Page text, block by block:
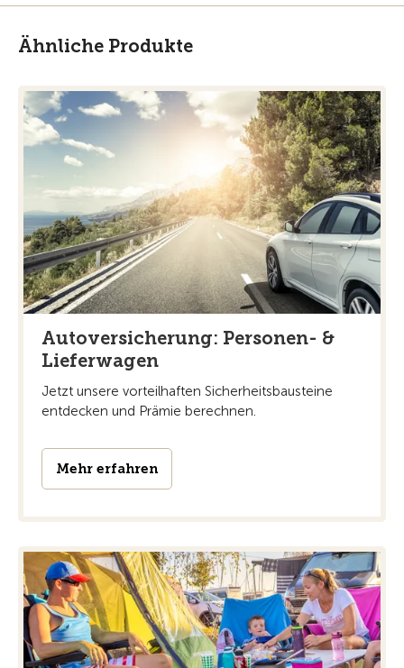
Ähnliche Produkte
Autoversicherung: Personen- &
Lieferwagen
Jetzt unsere vorteilhaften Sicherheitsbausteine
entdecken und Prämie berechnen.
Mehr erfahren